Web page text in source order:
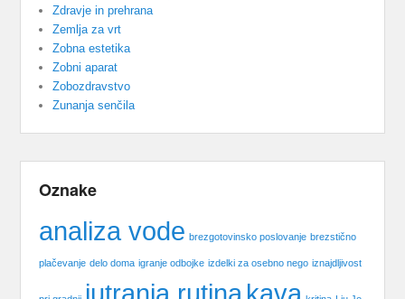
Zdravje in prehrana
Zemlja za vrt
Zobna estetika
Zobni aparat
Zobozdravstvo
Zunanja senčila
Oznake
analiza vode brezgotovinsko poslovanje brezstično
plačevanje delo doma igranje odbojke izdelki za osebno nego iznajdljivost